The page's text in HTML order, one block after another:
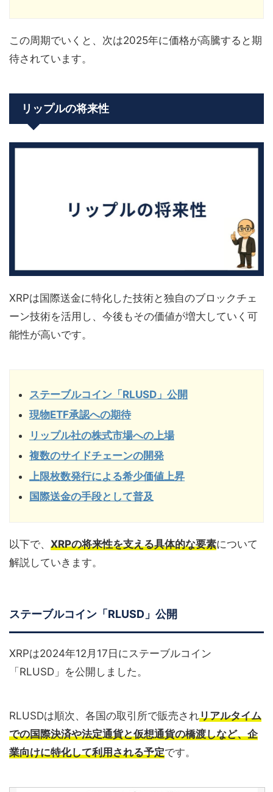
この周期でいくと、次は2025年に価格が高騰すると期
待されています。
リップルの将来性
XRPは国際送金に特化した技術と独自のブロックチェ
ーン技術を活用し、今後もその価値が増大していく可
能性が高いです。
ステーブルコイン「RLUSD」公開
現物ETF承認への期待
リップル社の株式市場への上場
複数のサイドチェーンの開発
上限枚数発行による希少価値上昇
国際送金の手段として普及
以下で、 XRPの将来性を支える具体的な要素について
解説していきます。
ステーブルコイン「RLUSD」公開
XRPは2024年12月17日にステーブルコイン
「RLUSD」を公開しました。
RLUSDは順次、各国の取引所で販売されリアルタイム
での国際決済や法定通貨と仮想通貨の橋渡しなど、企
業向けに特化して利用される予定です。